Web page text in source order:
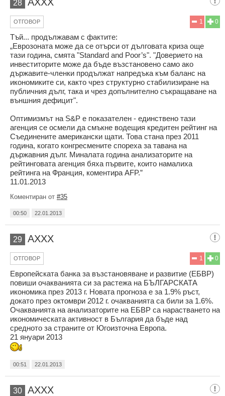
28
0
1
ОТГОВОР
Тъй... продължавам с фактите:
„Еврозоната може да се отърси от дълговата криза още
тази година, смята "Standard and Poor’s". "Доверието на
инвеститорите може да бъде възстановено само ако
държавите-членки продължат напредъка към баланс на
икономиките си, както чрез структурно стабилизиране на
публичния дълг, така и чрез допълнително съкращаване на
външния дефицит".
Оптимизмът на S&P е показателен - единствено тази
агенция се осмели да смъкне водещия кредитен рейтинг на
Съединените американски щати. Това стана през 2011
година, когато конгресмените спореха за тавана на
държавния дълг. Миналата година анализаторите на
рейтинговата агенция бяха първите, които намалиха
рейтинга на Франция, коментира AFP.”
11.01.2013
Коментиран от #35
00:50 22.01.2013
29 AXXX
0
1
ОТГОВОР
Европейската банка за възстановяване и развитие (ЕБВР)
повиши очакванията си за растежа на БЪЛГАРСКАТА
икономика през 2013 г. Новата прогноза е за 1.9% ръст,
докато през октомври 2012 г. очакванията са били за 1.6%.
Очакванията на анализаторите на ЕБВР са нарастването на
икономическата активност в България да бъде над
средното за страните от Югоизточна Европа.
21 януари 2013
00:51 22.01.2013
30 AXXX